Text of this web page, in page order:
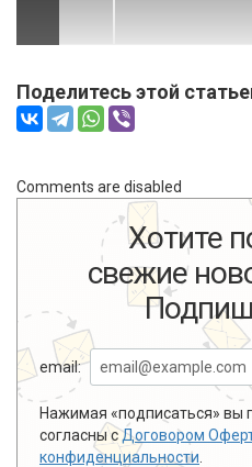
Поделитесь этой
Comments are disabled
Хотите
свежие
email:
Нажимая «подписаться» вы
согласны сДоговором
конфиденциальности